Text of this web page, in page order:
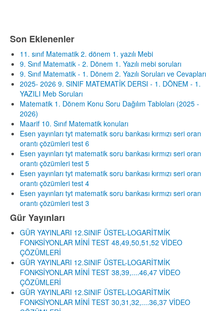
Son Eklenenler
11. sınıf Matematik 2. dönem 1. yazılı Mebi
9. Sınıf Matematik - 2. Dönem 1. Yazılı mebi soruları
9. Sınıf Matematik - 1. Dönem 2. Yazılı Soruları ve Cevapları
2025- 2026 9. SINIF MATEMATİK DERSI - 1. DÖNEM - 1.
YAZILI Meb Soruları
Matematik 1. Dönem Konu Soru Dağılım Tabloları (2025 -
2026)
Maarif 10. Sınıf Matematik konuları
Esen yayınları tyt matematik soru bankası kırmızı seri oran
orantı çözümleri test 6
Esen yayınları tyt matematik soru bankası kırmızı seri oran
orantı çözümleri test 5
Esen yayınları tyt matematik soru bankası kırmızı seri oran
orantı çözümleri test 4
Esen yayınları tyt matematik soru bankası kırmızı seri oran
orantı çözümleri test 3
Gür Yayınları
GÜR YAYINLARI 12.SINIF ÜSTEL-LOGARİTMİK
FONKSİYONLAR MİNİ TEST 48,49,50,51,52 VİDEO
ÇÖZÜMLERİ
GÜR YAYINLARI 12.SINIF ÜSTEL-LOGARİTMİK
FONKSİYONLAR MİNİ TEST 38,39,....46,47 VİDEO
ÇÖZÜMLERİ
GÜR YAYINLARI 12.SINIF ÜSTEL-LOGARİTMİK
FONKSİYONLAR MİNİ TEST 30,31,32,....36,37 VİDEO